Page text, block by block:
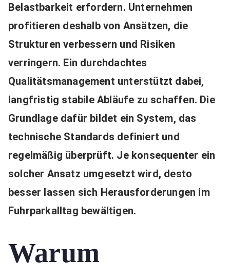
Belastbarkeit erfordern. Unternehmen
profitieren deshalb von Ansätzen, die
Strukturen verbessern und Risiken
verringern. Ein durchdachtes
Qualitätsmanagement unterstützt dabei,
langfristig stabile Abläufe zu schaffen. Die
Grundlage dafür bildet ein System, das
technische Standards definiert und
regelmäßig überprüft. Je konsequenter ein
solcher Ansatz umgesetzt wird, desto
besser lassen sich Herausforderungen im
Fuhrparkalltag bewältigen.
Warum